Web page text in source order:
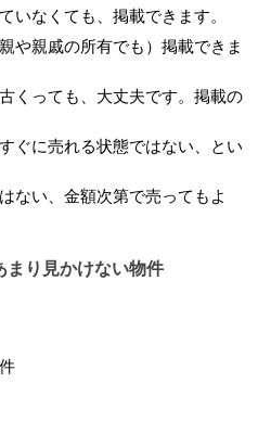
いなくても、掲載できます。
や親戚の所有でも）掲載できま
くっても、大丈夫です。掲載の
ぐに売れる状態ではない、とい
ない、金額次第で売ってもよ
り見かけない物件